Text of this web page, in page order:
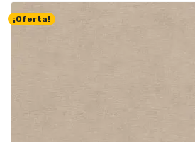
¡Oferta!